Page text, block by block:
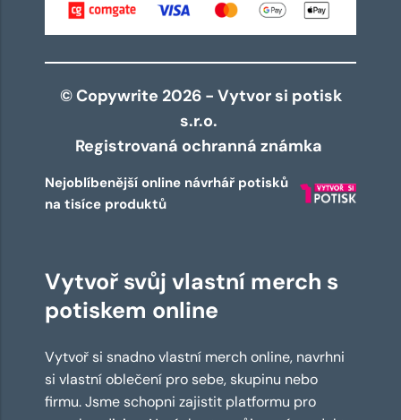
© Copywrite 2026 - Vytvor si potisk
s.r.o.
Registrovaná ochranná známka
Nejoblíbenější online návrhář potisků
na tisíce produktů
Vytvoř svůj vlastní merch s
potiskem online
Vytvoř si snadno vlastní merch online, navrhni
si vlastní oblečení pro sebe, skupinu nebo
firmu. Jsme schopni zajistit platformu pro